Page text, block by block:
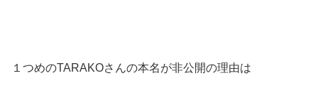
１つめのTARAKOさんの本名が非公開の理由は